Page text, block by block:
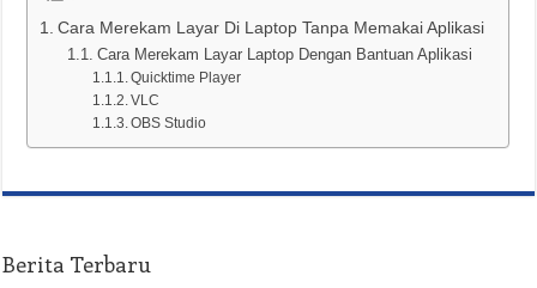
Cara Merekam Layar Di Laptop Tanpa Memakai Aplikasi
Cara Merekam Layar Laptop Dengan Bantuan Aplikasi
Quicktime Player
VLC
OBS Studio
Berita Terbaru